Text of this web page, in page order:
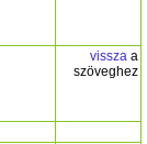
vissza a
szöveghez